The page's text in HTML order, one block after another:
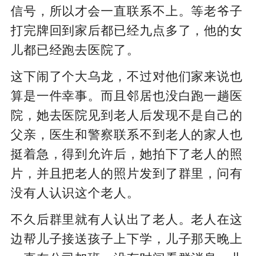
信号，所以才会一直联系不上。等老爷子
打完牌回到家后都已经九点多了，他的女
儿都已经跑去医院了。
这下闹了个大乌龙，不过对他们家来说也
算是一件幸事。而且邻居也没白跑一趟医
院，她去医院见到老人后发现不是自己的
父亲，医生和警察联系不到老人的家人也
挺着急，得到允许后，她拍下了老人的照
片，并且把老人的照片发到了群里，问有
没有人认识这个老人。
不久后群里就有人认出了老人。老人在这
边帮儿子接送孩子上下学，儿子那天晚上